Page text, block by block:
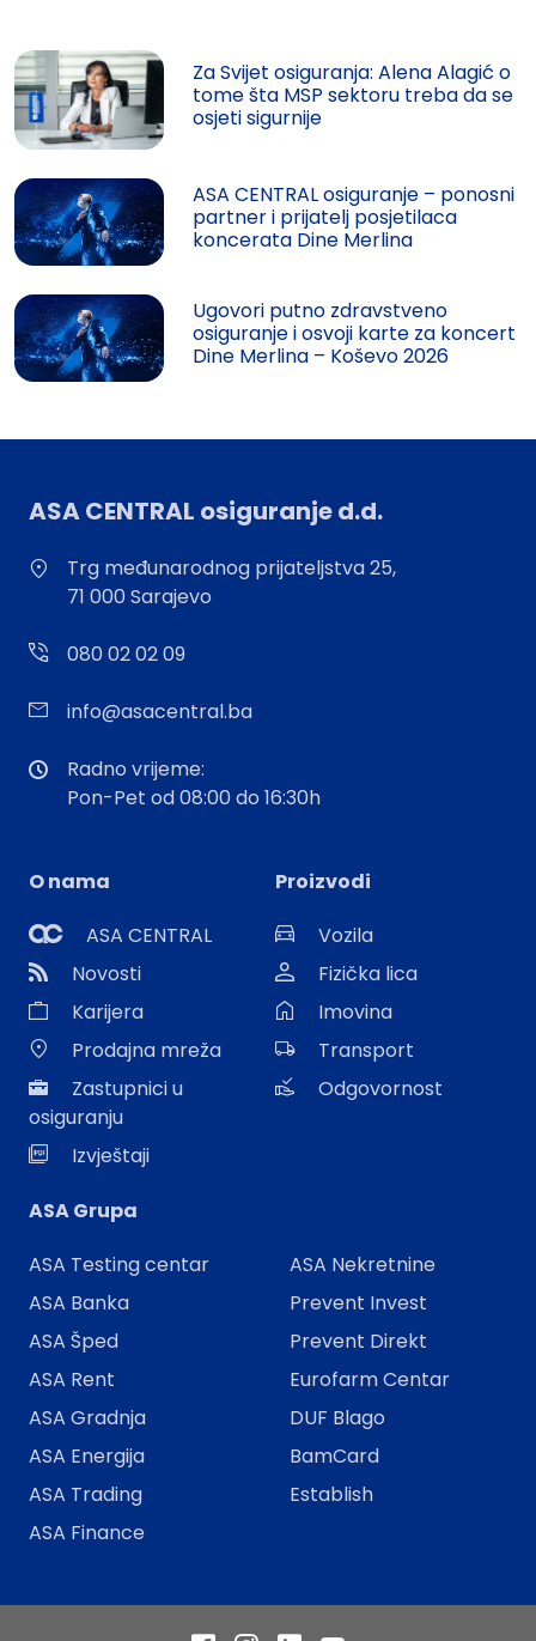
Za Svijet osiguranja: Alena Alagić o
tome šta MSP sektoru treba da se
osjeti sigurnije
ASA CENTRAL osiguranje – ponosni
partner i prijatelj posjetilaca
koncerata Dine Merlina
Ugovori putno zdravstveno
osiguranje i osvoji karte za koncert
Dine Merlina – Koševo 2026
ASA CENTRAL osiguranje d.d.
Trg međunarodnog prijateljstva 25,
71 000 Sarajevo
080 02 02 09
info@asacentral.ba
Radno vrijeme:
Pon-Pet od 08:00 do 16:30h
O nama
ASA CENTRAL
Novosti
Karijera
Prodajna mreža
Zastupnici u
osiguranju
Izvještaji
Proizvodi
Vozila
Fizička lica
Imovina
Transport
Odgovornost
ASA Grupa
ASA Testing centar
ASA Banka
ASA Šped
ASA Rent
ASA Gradnja
ASA Energija
ASA Trading
ASA Finance
ASA Nekretnine
Prevent Invest
Prevent Direkt
Eurofarm Centar
DUF Blago
BamCard
Establish